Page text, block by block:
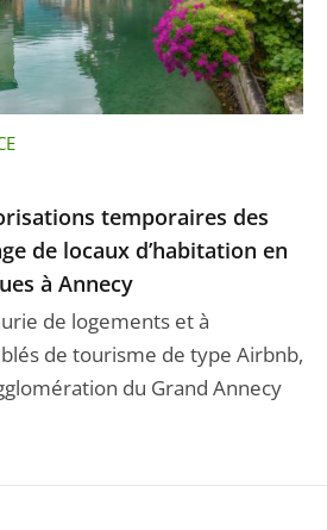
temporaires des
de locaux d’habitation en
à Annecy
de logements et à
de tourisme de type Airbnb,
du Grand Annecy